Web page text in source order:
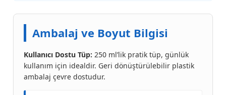
Ambalaj ve Boyut Bilgisi
Kullanıcı Dostu Tüp: 250 ml’lik pratik tüp, günlük
kullanım için idealdir. Geri dönüştürülebilir plastik
ambalaj çevre dostudur.